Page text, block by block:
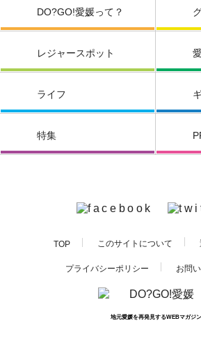
DO?GO!愛媛って？
レジャースポット
ライフ
特集
TOP このサイトについて
プライバシーポリシー お問
地元愛媛を再発見するWEBマガジン